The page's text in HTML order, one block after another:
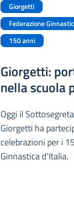
Giorgetti
Federazione
150 anni
Giorgetti:
nella scuola
Oggi il
Giorgetti ha
celebrazioni per i
Ginnastica d'Italia.